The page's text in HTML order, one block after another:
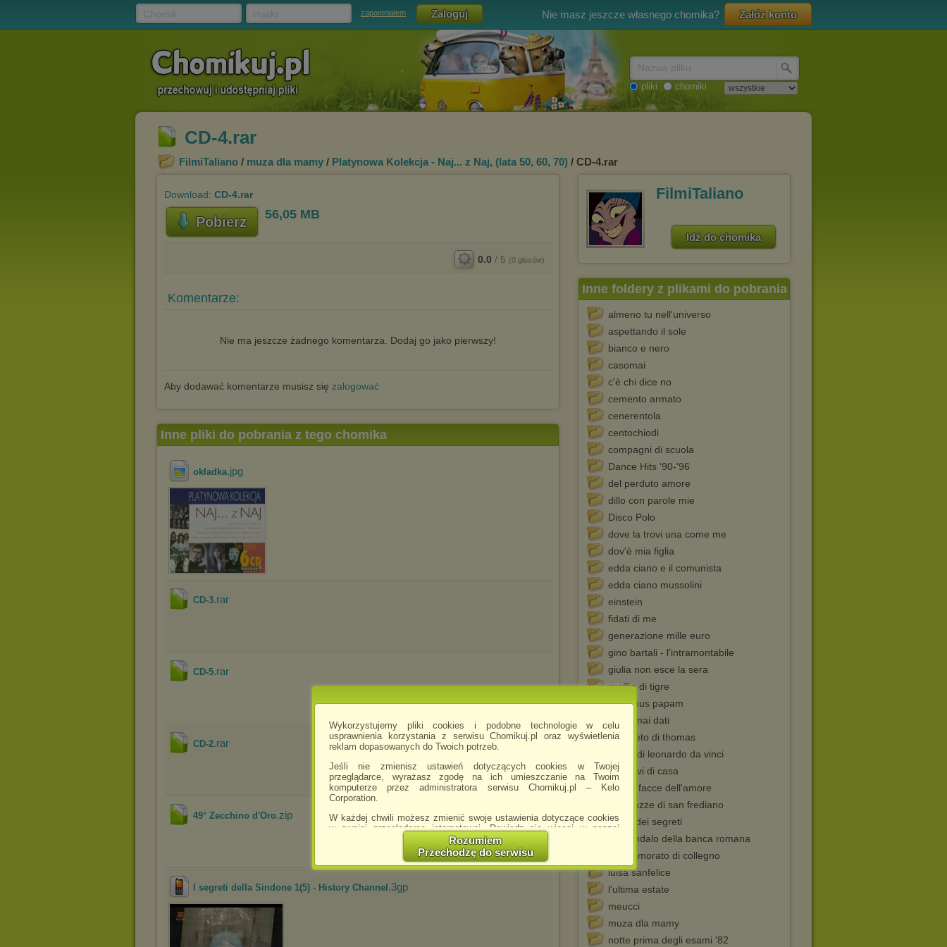
Wykorzystujemy pliki cookies i podobne technologie w celu
usprawnienia korzystania z serwisu Chomikuj.pl oraz wyświetlenia
reklam dopasowanych do Twoich potrzeb.
Jeśli nie zmienisz ustawień dotyczących cookies w Twojej
przeglądarce, wyrażasz zgodę na ich umieszczanie na Twoim
komputerze przez administratora serwisu Chomikuj.pl – Kelo
Corporation.
W każdej chwili możesz zmienić swoje ustawienia dotyczące cookies
w swojej przeglądarce internetowej. Dowiedz się więcej w naszej
http://chomikuj.pl/PolitykaPrywatnosci.aspx
Jednocześnie informujemy że zmiana ustawień przeglądarki może
spowodować ograniczenie korzystania ze strony Chomikuj.pl.
W przypadku braku twojej zgody na akceptację cookies niestety
Zaufanych Partnerów
(dostosowanie reklam do Twoich potrzeb, analiza skuteczności działań
Rozumiem
Przechodzę do serwisu
zapomniałem Nie masz jeszcze własnego chomika? Załóż konto
pliki chomiki
CD-4.rar
FilmiTaliano / muza dla mamy / Platynowa Kolekcja - Naj... z Naj, (lata 50, 60, 70) / CD-4.rar
Download: CD-4.rar
Pobierz 56,05 MB
0.0 / 5 (0 głosów)
Komentarze:
Nie ma jeszcze żadnego komentarza. Dodaj go jako pierwszy!
Aby dodawać komentarze musisz się zalogować
FilmiTaliano
Idź do chomika
Inne foldery z plikami do pobrania
almeno tu nell'universo
aspettando il sole
bianco e nero
casomai
c'è chi dice no
cemento armato
cenerentola
centochiodi
compagni di scuola
Dance Hits '90-'96
del perduto amore
dillo con parole mie
Disco Polo
dove la trovi una come me
dov'è mia figlia
edda ciano e il comunista
edda ciano mussolini
einstein
fidati di me
generazione mille euro
gino bartali - l'intramontabile
giulia non esce la sera
graffio di tigre
habemus papam
i baci mai dati
il segreto di thomas
la vita di leonardo da vinci
le chiavi di casa
le due facce dell'amore
le ragazze di san frediano
l'isola dei segreti
lo scandalo della banca romana
lo smemorato di collegno
luisa sanfelice
l'ultima estate
meucci
muza dla mamy
notte prima degli esami '82
Inne pliki do pobrania z tego chomika
okładka.jpg
CD-3.rar
CD-5.rar
CD-2.rar
49° Zecchino d'Oro.zip
I segreti della Sindone 1(5) - History Channel .3gp